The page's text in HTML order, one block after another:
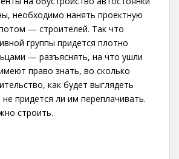
необходимо нанять проектную
— строителей. Так что
группы придется плотно
— разъяснять, на что ушли
право знать, во сколько
как будет выглядеть
придется ли им переплачивать.
строить.